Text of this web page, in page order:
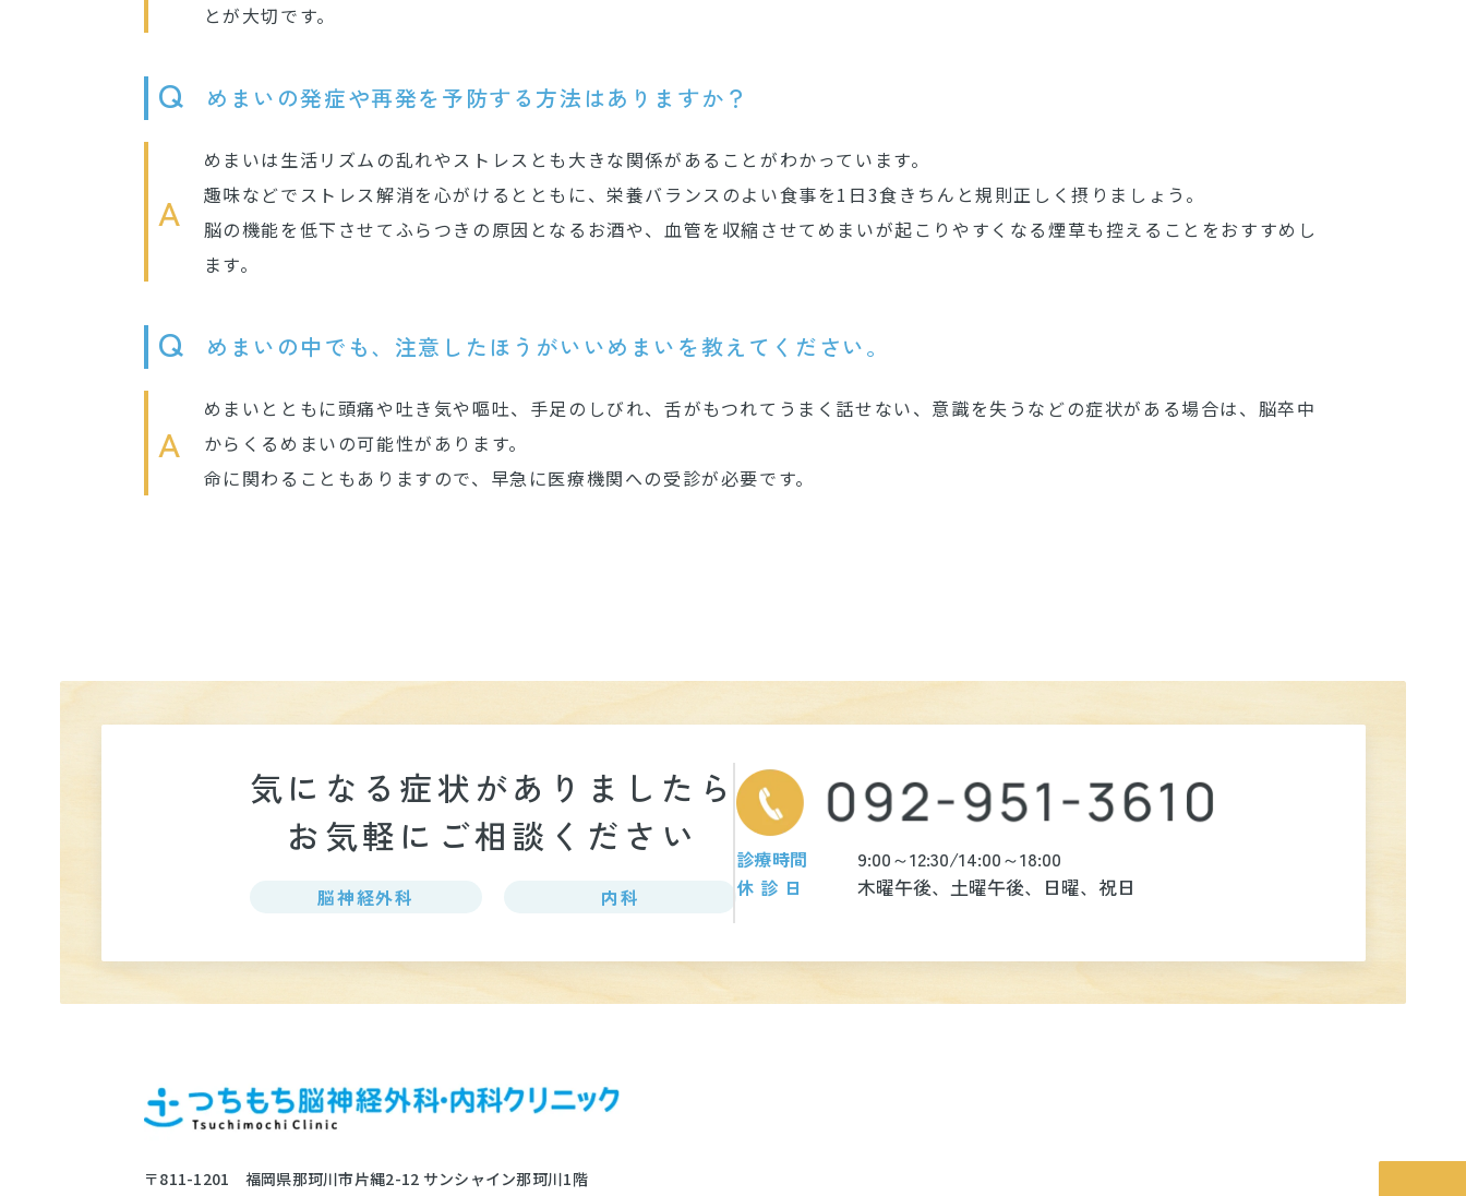
とが大切です。
Q めまいの発症や再発を予防する方法はありますか？
A
めまいは生活リズムの乱れやストレスとも大きな関係があることがわかっています。
趣味などでストレス解消を心がけるとともに、栄養バランスのよい食事を1日3食きちんと規則正しく摂りましょう。
脳の機能を低下させてふらつきの原因となるお酒や、血管を収縮させてめまいが起こりやすくなる煙草も控えることをおすすめし
ます。
Q めまいの中でも、注意したほうがいいめまいを教えてください。
A
めまいとともに頭痛や吐き気や嘔吐、手足のしびれ、舌がもつれてうまく話せない、意識を失うなどの症状がある場合は、脳卒中
からくるめまいの可能性があります。
命に関わることもありますので、早急に医療機関への受診が必要です。
気になる症状がありましたら
お気軽に ご相談ください
脳神経外科 内科
診療時間 9:00～12:30/14:00～18:00
休診日 木曜午後、土曜午後、日曜、祝日
〒811-1201 福岡県那珂川市片縄2-12 サンシャイン那珂川1階